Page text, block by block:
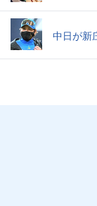
中日が新